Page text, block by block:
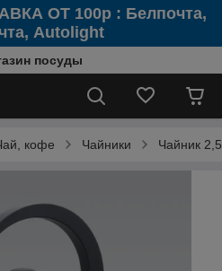
ОТ 100р : Белпочта,
Autolight
посуды
кофе Чайники Чайник